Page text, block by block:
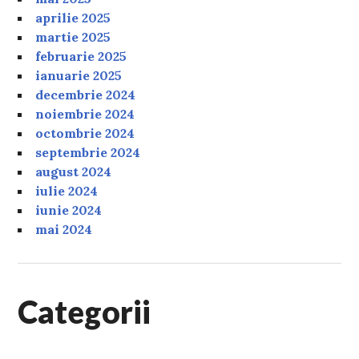
aprilie 2025
martie 2025
februarie 2025
ianuarie 2025
decembrie 2024
noiembrie 2024
octombrie 2024
septembrie 2024
august 2024
iulie 2024
iunie 2024
mai 2024
Categorii